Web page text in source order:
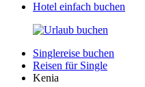
Hotel einfach buchen
Singlereise buchen
Reisen für Single
Kenia